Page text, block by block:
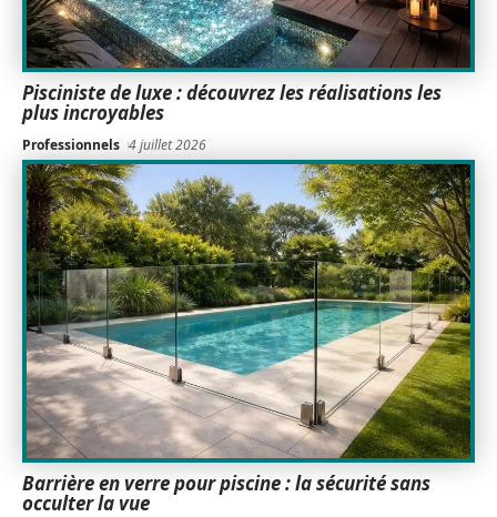
Pisciniste de luxe : découvrez les réalisations les
plus incroyables
Professionnels 4 juillet 2026
Barrière en verre pour piscine : la sécurité sans
occulter la vue